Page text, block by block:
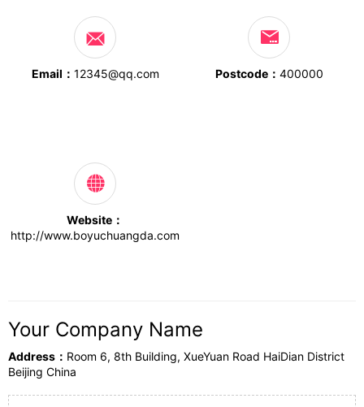
Email： 12345@qq.com Postcode： 400000
Website：
http://www.boyuchuangda.com
Your Company Name
Address： Room 6, 8th Building, XueYuan Road HaiDian District
Beijing China